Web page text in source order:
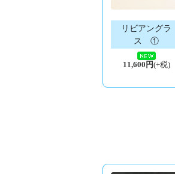
リビアングラ
ス ①
11,600円(+税)